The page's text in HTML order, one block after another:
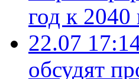
год к 2040
22.07
обсудят